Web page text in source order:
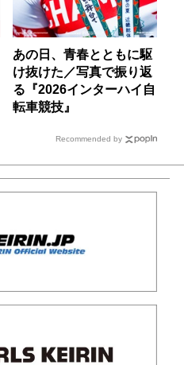
あの日、青春とともに駆
け抜けた／写真で振り返
る『2026インターハイ自
転車競技』
Recommended by